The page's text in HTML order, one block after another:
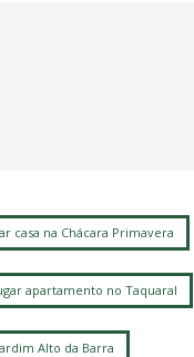
casa na Chácara Primavera
apartamento no Taquaral
Alto da Barra